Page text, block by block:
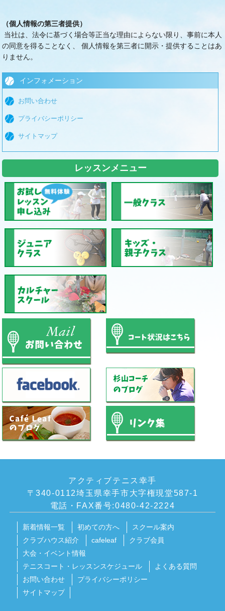
（個人情報の第三者提供）
当社は、法令に基づく場合等正当な理由によらない限り、事前に本人
の同意を得ることなく、 個人情報を第三者に開示・提供することはあ
りません。
インフォメーション
お問い合わせ
プライバシーポリシー
サイトマップ
レッスンメニュー
アクティブテニス幸手
〒340-0112埼玉県幸手市大字権現堂587-1
電話・FAX番号:0480-42-2224
新着情報一覧 初めての方へ
スクール案内
クラブハウス紹介
cafeleaf
クラブ会員
大会・イベント情報
テニスコート・レッスンスケジュール
よくある質問
お問い合わせ
プライバシーポリシー
サイトマップ